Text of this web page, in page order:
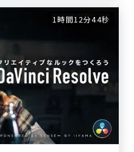
1時間12分44秒